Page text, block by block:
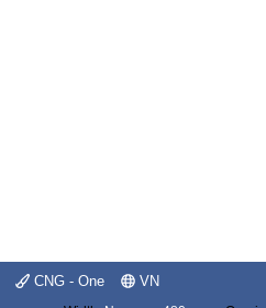
CNG - One VN